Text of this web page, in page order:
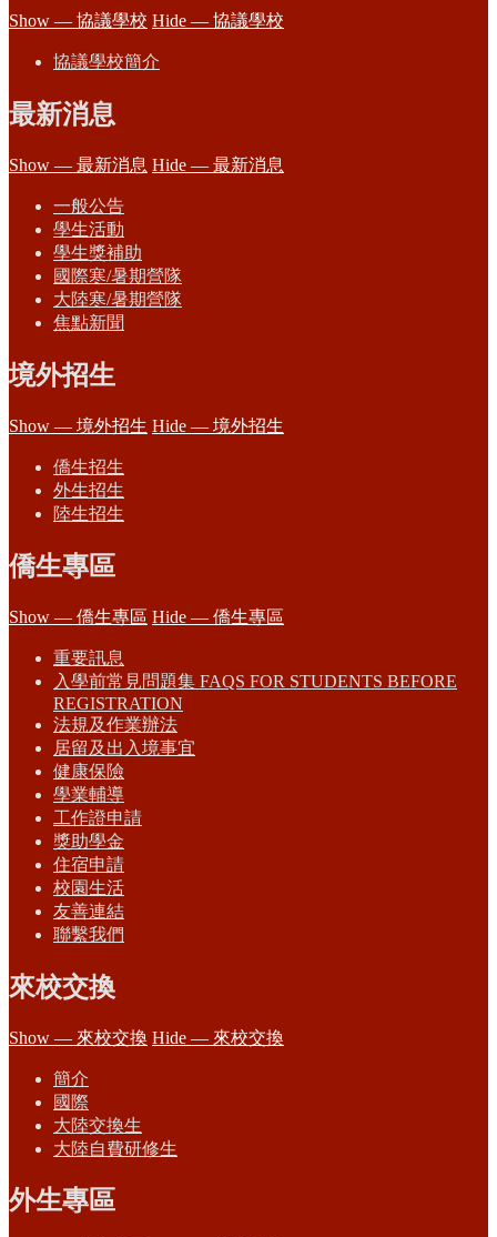
Show — 協議學校 Hide — 協議學校
協議學校簡介
最新消息
Show — 最新消息 Hide — 最新消息
一般公告
學生活動
學生獎補助
國際寒/暑期營隊
大陸寒/暑期營隊
焦點新聞
境外招生
Show — 境外招生 Hide — 境外招生
僑生招生
外生招生
陸生招生
僑生專區
Show — 僑生專區 Hide — 僑生專區
重要訊息
入學前常見問題集 FAQS FOR STUDENTS BEFORE
REGISTRATION
法規及作業辦法
居留及出入境事宜
健康保險
學業輔導
工作證申請
獎助學金
住宿申請
校園生活
友善連結
聯繫我們
來校交換
Show — 來校交換 Hide — 來校交換
簡介
國際
大陸交換生
大陸自費研修生
外生專區